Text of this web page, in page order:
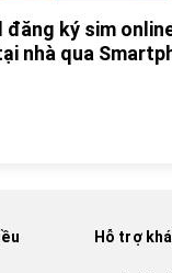
ký sim
nhà qua
Hỗ trợ